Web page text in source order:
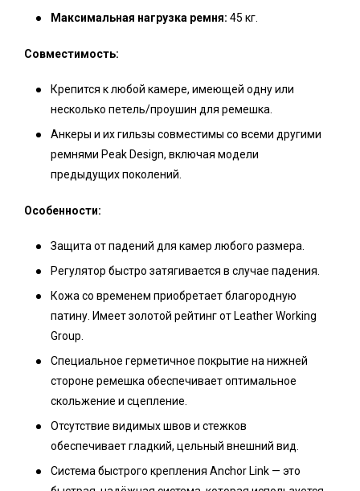
Максимальная нагрузка ремня: 45 кг.
Совместимость:
Крепится к любой камере, имеющей одну или
несколько петель/проушин для ремешка.
Анкеры и их гильзы совместимы со всеми другими
ремнями Peak Design, включая модели
предыдущих поколений.
Особенности:
Защита от падений для камер любого размера.
Регулятор быстро затягивается в случае падения.
Кожа со временем приобретает благородную
патину. Имеет золотой рейтинг от Leather Working
Group.
Специальное герметичное покрытие на нижней
стороне ремешка обеспечивает оптимальное
скольжение и сцепление.
Отсутствие видимых швов и стежков
обеспечивает гладкий, цельный внешний вид.
Система быстрого крепления Anchor Link — это